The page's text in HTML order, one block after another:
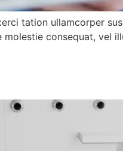
tation ullamcorper
consequat, vel